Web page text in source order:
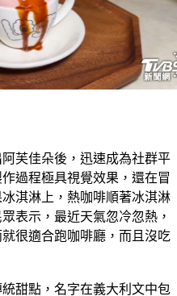
過程極具視覺效果，還在冒
淇淋上，熱咖啡順著冰淇淋
表示，最近天氣忽冷忽熱，
很適合跑咖啡廳，而且沒吃
會被咖啡完全覆蓋。為了吸